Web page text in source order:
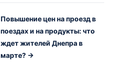
Повышение цен на проезд в
поездах и на продукты: что
ждет жителей Днепра в
марте? →